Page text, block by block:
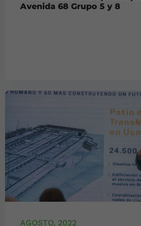
Avenida 68 Grupo 5 y 8
AGOSTO, 2022